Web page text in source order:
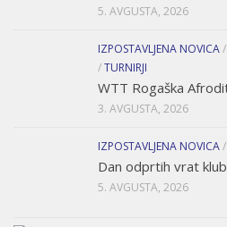
5. AVGUSTA, 2026
IZPOSTAVLJENA NOVICA/
/TURNIRJI
WTT Rogaška
3. AVGUSTA, 2026
IZPOSTAVLJENA NOVICA/
Dan odprtih vrat
5. AVGUSTA, 2026